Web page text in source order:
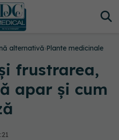
alternativă›Plante medicinale
frustrarea,
apar și cum